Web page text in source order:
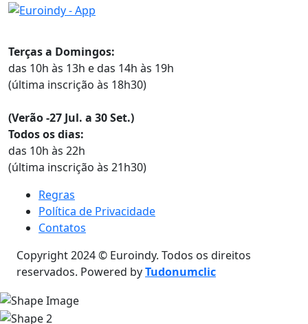
Terças a Domingos:
das 10h às 13h e das 14h às 19h
(última inscrição às 18h30)
(Verão -27 Jul. a 30 Set.)
Todos os dias:
das 10h às 22h
(última inscrição às 21h30)
Regras
Política de Privacidade
Contatos
Copyright 2024 © Euroindy. Todos os direitos
reservados. Powered byTudonumclic